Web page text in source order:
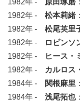
1982年 - 原田琢磨
1982年 - 松本莉緒
1982年 - 松尾英里
1982年 -
ロビンソ
1982年 -
ヒース・
1982年 - カルロス
1984年 -
関根麻里
1984年 - 浅尾拓也